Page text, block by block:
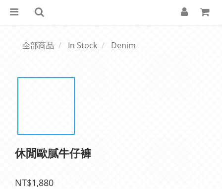
全部商品 In Stock Denim
休閒歐膩牛仔褲
NT$1,880